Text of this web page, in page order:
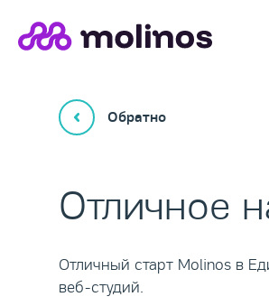
Обратно
Отличное
Отличный старт Molinos в
веб-студий.